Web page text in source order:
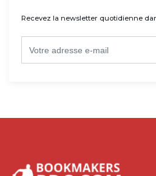
Recevez la newsletter quotidienne